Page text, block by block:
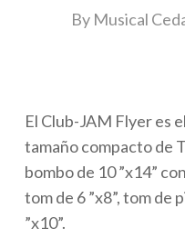
By Musical
El Club-JAM Flyer es
tamaño compacto de
bombo de 10 ”x14”
tom de 6 ”x8”, tom de
”x10”.